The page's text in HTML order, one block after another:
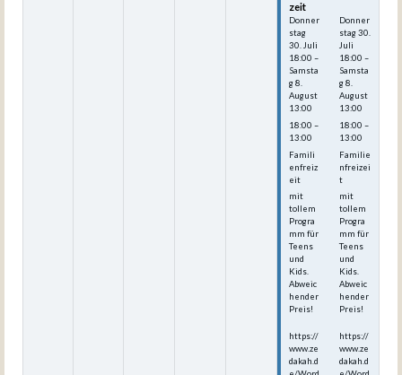
zeit
Donner
stag
30. Juli
18:00 –
Samsta
g8.
August
13:00
18:00 –
13:00
Famili
enfreiz
eit
mit
tollem
Progra
mm für
Teens
und
Kids.
Abweic
hender
Preis!
https://
www.ze
dakah.d
Donner
stag30.
Juli
18:00 –
Samsta
g8.
August
13:00
18:00 –
13:00
Familie
nfreizei
t
mit
tollem
Progra
mm für
Teens
und
Kids.
Abweic
hender
Preis!
https://
www.ze
dakah.d